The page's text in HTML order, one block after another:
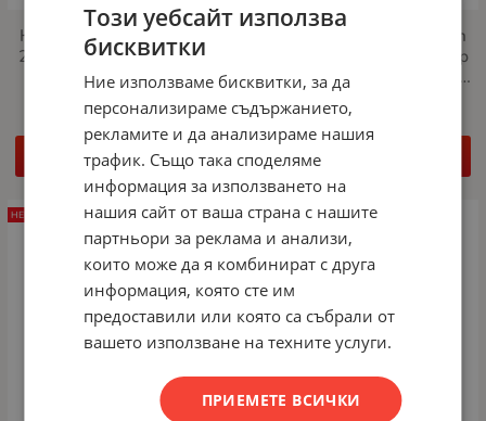
Комутатор Lanberg switch
24x 1GB poe+/2x GB 2x sfp
rack 19" gigabit ethernet
ДЕТАЙЛИ
Комутатор Lanberg switch
24x 1GB poe+/2x GB 2x sfp
rack 19" gigabit ethernet
НЕНАЛИЧЕН НЕНАЛИЧЕН
Този уебсайт използва
бисквитки
Ние използваме бисквитки, за да
персонализираме съдържанието,
рекламите и да анализираме нашия
трафик. Също така споделяме
информация за използването на
нашия сайт от ваша страна с нашите
партньори за реклама и анализи,
които може да я комбинират с друга
информация, която сте им
предоставили или която са събрали от
вашето използване на техните услуги.
ПРИЕМЕТЕ ВСИЧКИ